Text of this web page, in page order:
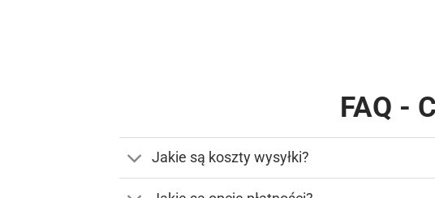
FAQ -
Jakie są koszty wysyłki?